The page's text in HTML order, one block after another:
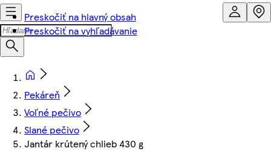
Preskočiť na hlavný obsah
Preskočiť na vyhľadávanie
Pekáreň
Voľné pečivo
Slané pečivo
Jantár krútený chlieb 430 g